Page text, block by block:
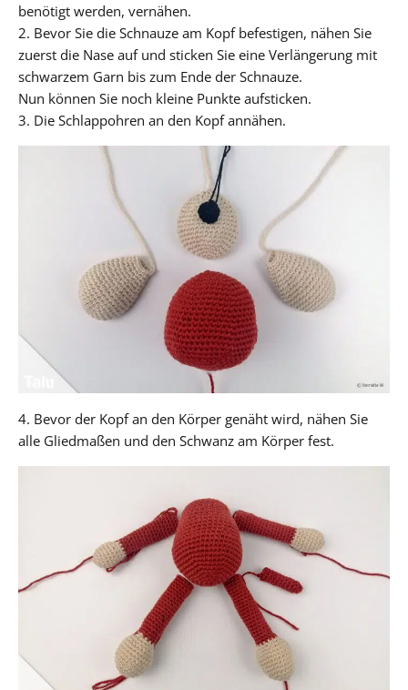
benötigt werden, vernähen.
2. Bevor Sie die Schnauze am Kopf befestigen, nähen Sie
zuerst die Nase auf und sticken Sie eine Verlängerung mit
schwarzem Garn bis zum Ende der Schnauze.
Nun können Sie noch kleine Punkte aufsticken.
3. Die Schlappohren an den Kopf annähen.
4. Bevor der Kopf an den Körper genäht wird, nähen Sie
alle Gliedmaßen und den Schwanz am Körper fest.